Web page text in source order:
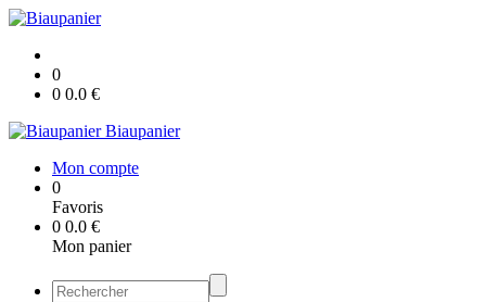
0
0 0.0 €
Biaupanier
Mon compte
0
Favoris
0 0.0 €
Mon panier